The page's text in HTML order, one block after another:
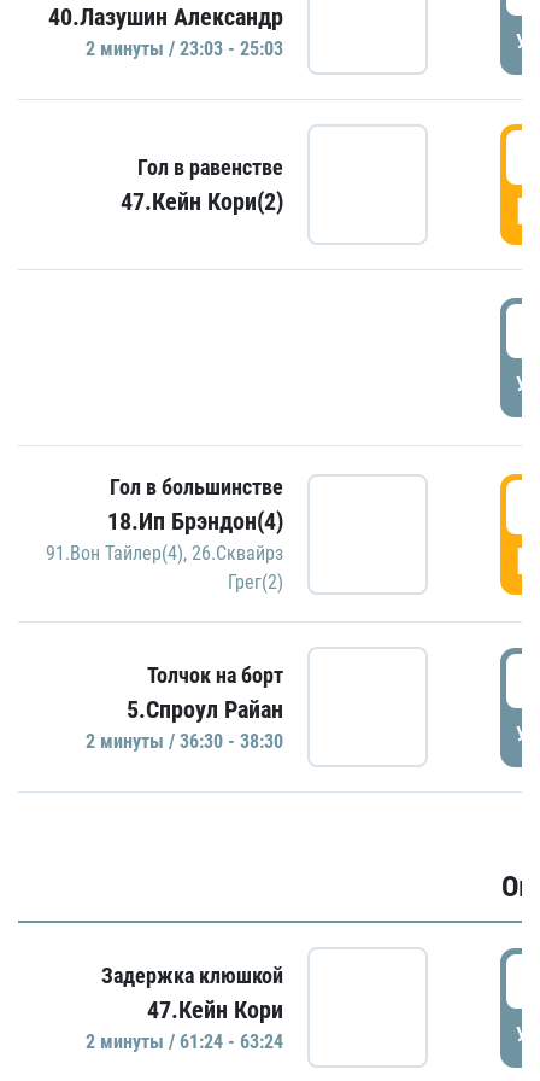
40.Лазушин Александр
2 минуты / 23:03 - 25:03
Гол в равенстве
47.Кейн Кори(2)
Гол в большинстве
18.Ип Брэндон(4)
91.Вон Тайлер(4), 26.Сквайрз
Грег(2)
Толчок на борт
5.Спроул Райан
2 минуты / 36:30 - 38:30
Задержка клюшкой
47.Кейн Кори
2 минуты / 61:24 - 63:24